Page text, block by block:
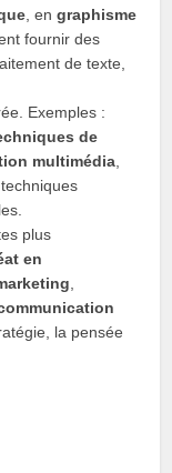
, engraphisme
fournir des
de texte,
Exemples :
de
multimédia
techniques
plus
en
la pensée